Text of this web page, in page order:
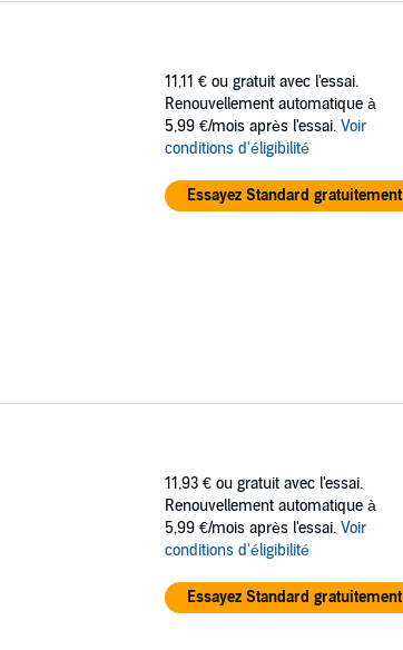
11,11 € ou gratuit avec l'essai.
Renouvellement automatique à
5,99 €/mois après l'essai. Voir
conditions d'éligibilité
Essayez Standard gratuitement
11,93 € ou gratuit avec l'essai.
Renouvellement automatique à
5,99 €/mois après l'essai. Voir
conditions d'éligibilité
Essayez Standard gratuitement